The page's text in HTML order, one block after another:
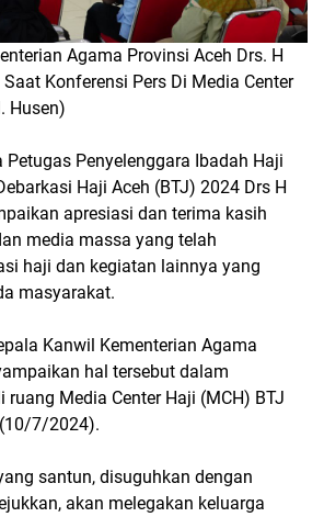
Agama Provinsi Aceh Drs. H
Konferensi Pers Di Media Center
Husen)
Petugas Penyelenggara Ibadah Haji
Haji Aceh (BTJ) 2024 Drs H
apresiasi dan terima kasih
media massa yang telah
haji dan kegiatan lainnya yang
masyarakat.
Kanwil Kementerian Agama
hal tersebut dalam
ruang Media Center Haji (MCH) BTJ
(10/7/2024).
santun, disuguhkan dengan
akan melegakan keluarga